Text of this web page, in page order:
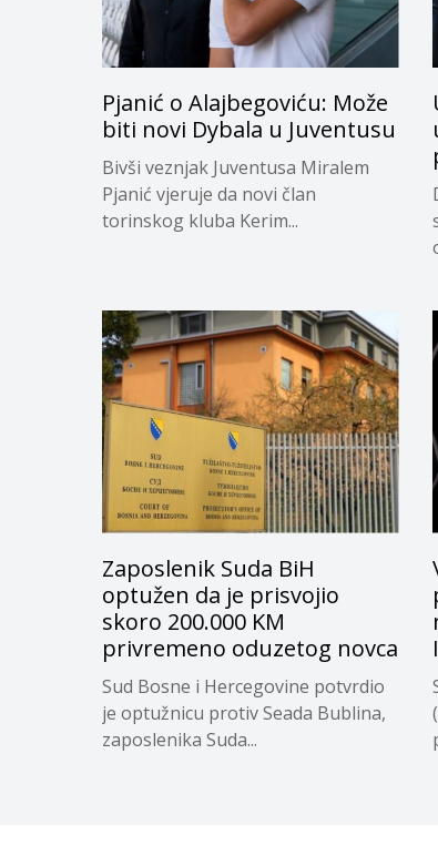
Pjanić o Alajbegoviću: Može
biti novi Dybala u Juventusu
Bivši veznjak Juventusa Miralem
Pjanić vjeruje da novi član
torinskog kluba Kerim...
Zaposlenik Suda BiH
optužen da je prisvojio
skoro 200.000 KM
privremeno oduzetog novca
Sud Bosne i Hercegovine potvrdio
je optužnicu protiv Seada Bublina,
zaposlenika Suda...